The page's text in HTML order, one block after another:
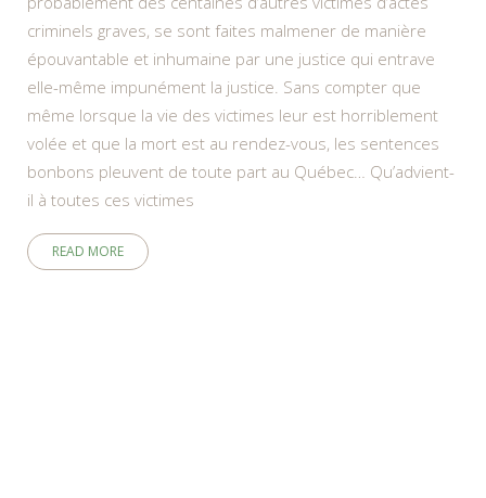
criminels graves, se sont faites malmener de manière
épouvantable et inhumaine par une justice qui entrave
elle-même impunément la justice. Sans compter que
même lorsque la vie des victimes leur est horriblement
volée et que la mort est au rendez-vous, les sentences
bonbons pleuvent de toute part au Québec… Qu’advient-
il à toutes ces victimes
READ MORE